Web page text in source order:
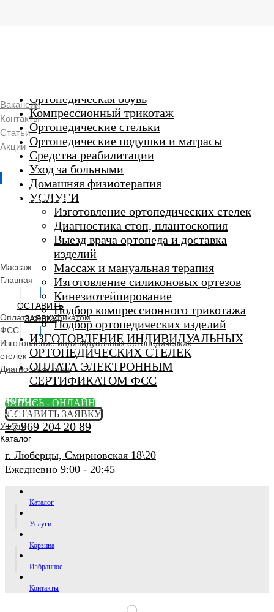
г. Люберцы
Пн-Вс 9:00 - 20:45
салон
Ортопедическая обувь
Компрессионный трикотаж
Ортопедические стельки
Ортопедические подушки и матрасы
Средства реабилитации
Уход за больными
Домашняя физиотерапия
УСЛУГИ
Изготовление ортопедических стелек
Диагностика стоп, плантоскопия
Выезд врача ортопеда и доставка
изделий
Массаж и мануальная терапия
Изготовление силиконовых ортезов
Кинезиотейпирование
Подбор компрессионного трикотажа
Подбор ортопедических изделий
ИЗГОТОВЛЕНИЕ ИНДИВИДУАЛЬНЫХ
ОРТОПЕДИЧЕСКИХ СТЕЛЕК
ОПЛАТА ЭЛЕКТРОННЫМ
СЕРТИФИКАТОМ ФСС
ЗАПИСЬ - ОНЛАЙН
ОСТАВИТЬ ЗАЯВКУ
+7 969 204 20 89
г. Люберцы, Смирновская 18\20
Ежедневно 9:00 - 20:45
Каталог
Услуги
Корзина
Избранное
Контакты
Вакансии
Контакты
Статьи
Акции
Массаж
Главная
ОСТАВИТЬ
ЗАЯВКУ
Оплата сертификатом
ФСС
Изготовление индивидуальных ортопедических
стелек
Диагностика стоп
Ортопедический
ORTHO -
SALON
Услуги
Каталог